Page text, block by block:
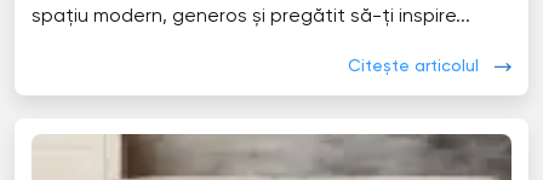
spațiu modern, generos și pregătit să-ți inspire...
Citește articolul